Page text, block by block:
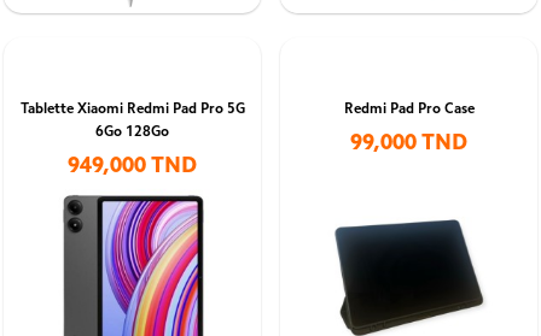
Tablette Xiaomi Redmi Pad Pro 5G
6Go 128Go
949,000 TND
Redmi Pad Pro Case
99,000 TND